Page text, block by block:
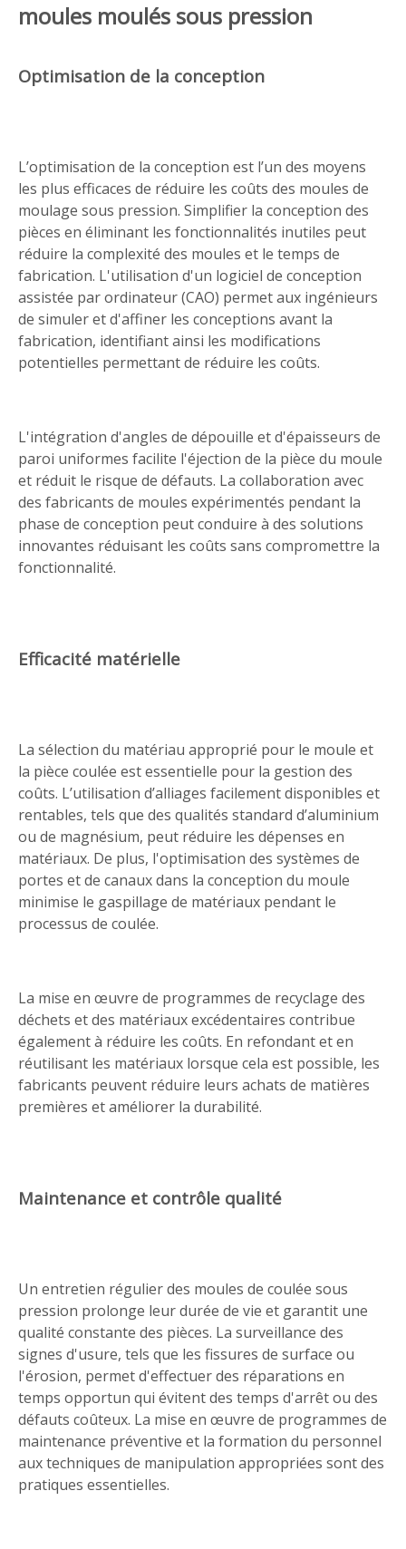
moules moulés sous pression
Optimisation de la conception
L’optimisation de la conception est l’un des moyens
les plus efficaces de réduire les coûts des moules de
moulage sous pression. Simplifier la conception des
pièces en éliminant les fonctionnalités inutiles peut
réduire la complexité des moules et le temps de
fabrication. L'utilisation d'un logiciel de conception
assistée par ordinateur (CAO) permet aux ingénieurs
de simuler et d'affiner les conceptions avant la
fabrication, identifiant ainsi les modifications
potentielles permettant de réduire les coûts.
L'intégration d'angles de dépouille et d'épaisseurs de
paroi uniformes facilite l'éjection de la pièce du moule
et réduit le risque de défauts. La collaboration avec
des fabricants de moules expérimentés pendant la
phase de conception peut conduire à des solutions
innovantes réduisant les coûts sans compromettre la
fonctionnalité.
Efficacité matérielle
La sélection du matériau approprié pour le moule et
la pièce coulée est essentielle pour la gestion des
coûts. L’utilisation d’alliages facilement disponibles et
rentables, tels que des qualités standard d’aluminium
ou de magnésium, peut réduire les dépenses en
matériaux. De plus, l'optimisation des systèmes de
portes et de canaux dans la conception du moule
minimise le gaspillage de matériaux pendant le
processus de coulée.
La mise en œuvre de programmes de recyclage des
déchets et des matériaux excédentaires contribue
également à réduire les coûts. En refondant et en
réutilisant les matériaux lorsque cela est possible, les
fabricants peuvent réduire leurs achats de matières
premières et améliorer la durabilité.
Maintenance et contrôle qualité
Un entretien régulier des moules de coulée sous
pression prolonge leur durée de vie et garantit une
qualité constante des pièces. La surveillance des
signes d'usure, tels que les fissures de surface ou
l'érosion, permet d'effectuer des réparations en
temps opportun qui évitent des temps d'arrêt ou des
défauts coûteux. La mise en œuvre de programmes de
maintenance préventive et la formation du personnel
aux techniques de manipulation appropriées sont des
pratiques essentielles.